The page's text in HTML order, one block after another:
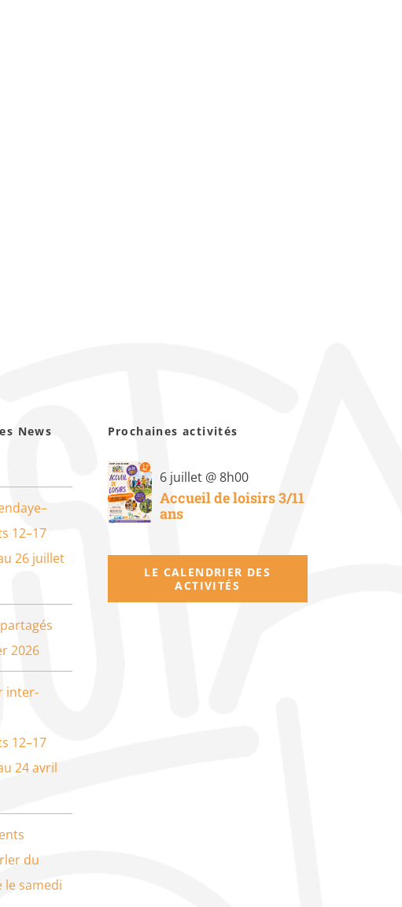
News
12–17
26 juillet
2026
inter-
12–17
24 avril
du
samedi
Prochaines activités
6 juillet @ 8h00
Accueil de loisirs 3/11
ans
LE CALENDRIER DES
ACTIVITÉS